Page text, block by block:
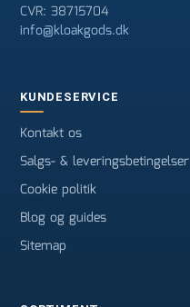
CVR: 38715704
info@kloakgods.dk
KUNDESERVICE
Kontakt os
Salgs- & leveringsbetingelser
Cookie politik
Blog og guides
Sitemap